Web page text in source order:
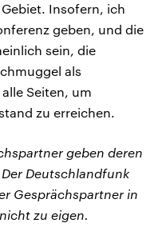
Insofern, ich
geben, und die
sein, die
als
Seiten, um
zu erreichen.
geben deren
Deutschlandfunk
Gesprächspartner in
zu eigen.